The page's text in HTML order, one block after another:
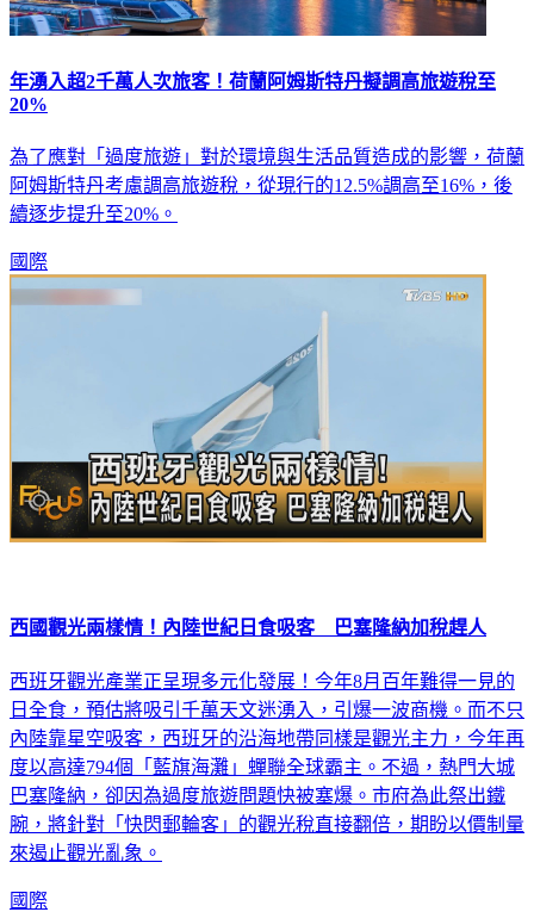
年湧入超2千萬人次旅客！荷蘭阿姆斯特丹擬調高旅遊稅至
20%
為了應對「過度旅遊」對於環境與生活品質造成的影響，荷蘭
阿姆斯特丹考慮調高旅遊稅，從現行的12.5%調高至16%，後
續逐步提升至20%。
國際
西國觀光兩樣情！內陸世紀日食吸客 巴塞隆納加稅趕人
西班牙觀光產業正呈現多元化發展！今年8月百年難得一見的
日全食，預估將吸引千萬天文迷湧入，引爆一波商機。而不只
內陸靠星空吸客，西班牙的沿海地帶同樣是觀光主力，今年再
度以高達794個「藍旗海灘」蟬聯全球霸主。不過，熱門大城
巴塞隆納，卻因為過度旅遊問題快被塞爆。市府為此祭出鐵
腕，將針對「快閃郵輪客」的觀光稅直接翻倍，期盼以價制量
來遏止觀光亂象。
國際